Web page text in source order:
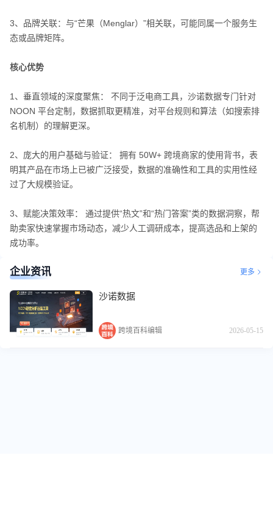
3、品牌关联：与“芒果（Menglar）”相关联，可能同属一个服务生
态或品牌矩阵。
核心优势
1、垂直领域的深度聚焦： 不同于泛电商工具，沙诺数据专门针对
NOON 平台定制，数据抓取更精准，对平台规则和算法（如搜索排
名机制）的理解更深。
2、庞大的用户基础与验证： 拥有 50W+​ 跨境商家的使用背书，表
明其产品在市场上已被广泛接受，数据的准确性和工具的实用性经
过了大规模验证。
3、赋能决策效率： 通过提供“热文”和“热门答案”类的数据洞察，帮
助卖家快速掌握市场动态，减少人工调研成本，提高选品和上架的
成功率。
企业资讯 更多
沙诺数据
跨境百科编辑 2026-05-15